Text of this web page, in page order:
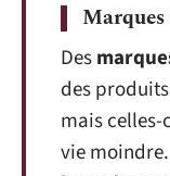
Des
des
mais
vie